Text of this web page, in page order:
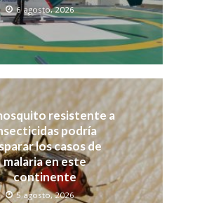
6 agosto, 2026
resistente a
podría
los casos de
malaria en este
continente
5 agosto, 2026